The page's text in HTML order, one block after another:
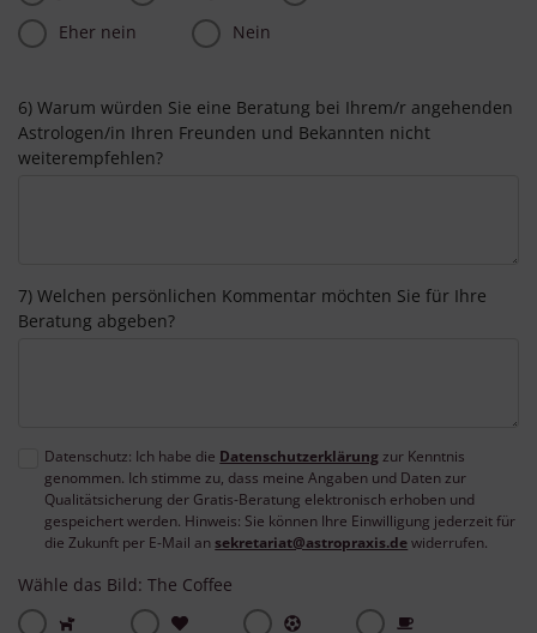
Eher nein
Nein
6) Warum würden Sie eine Beratung bei Ihrem/r angehenden
Astrologen/in Ihren Freunden und Bekannten nicht
weiterempfehlen?
7) Welchen persönlichen Kommentar möchten Sie für Ihre
Beratung abgeben?
Datenschutz: Ich habe die Datenschutzerklärungzur Kenntnis
genommen. Ich stimme zu, dass meine Angaben und Daten zur
Qualitätsicherung der Gratis-Beratung elektronisch erhoben und
gespeichert werden. Hinweis: Sie können Ihre Einwilligung jederzeit für
die Zukunft per E-Mail ansekretariat@astropraxis.dewiderrufen.
Wähle das Bild: The Coffee